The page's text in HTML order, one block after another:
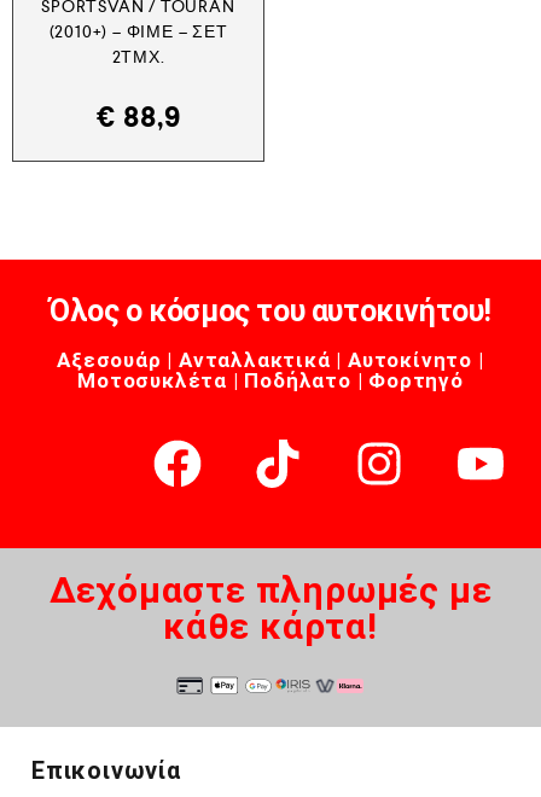
SPORTSVAN / TOURAN
(2010+) – ΦΙΜΈ – ΣΕΤ
2ΤΜΧ.
€ 88,9
Όλος ο κόσμος του αυτοκινήτου!
Αξεσουάρ | Ανταλλακτικά | Αυτοκίνητο |
Μοτοσυκλέτα | Ποδήλατο | Φορτηγό
Δεχόμαστε πληρωμές με
κάθε κάρτα!
Επικοινωνία